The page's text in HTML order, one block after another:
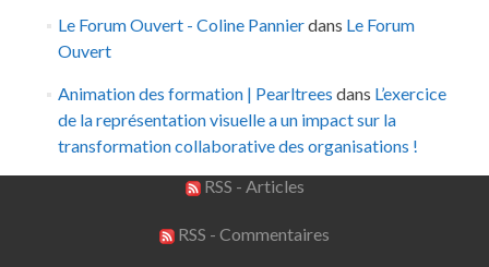
Le Forum Ouvert - Coline Pannierdans Le Forum
Ouvert
Animation des formation | Pearltrees dans L’exercice
de la représentation visuelle a un impact sur la
transformation collaborative des organisations !
RSS - Articles
RSS - Commentaires